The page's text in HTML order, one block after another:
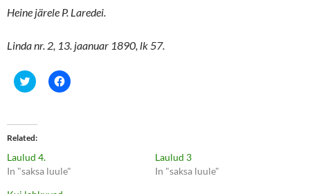
Heine järele P. Laredei.
Linda nr. 2, 13. jaanuar 1890, lk 57.
C
l
t
o
s
h
a
r
e
C
l
r
e
Related
Laulud 4.
In "saksa luule"
Laulud 3
In "saksa luule"